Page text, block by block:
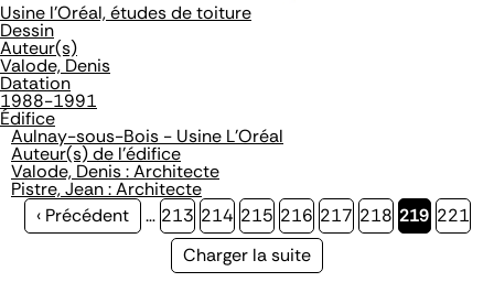
Usine l'Oréal, études de toiture
Dessin
Auteur(s)
Valode, Denis
Datation
1988-1991
Édifice
Aulnay-sous-Bois - Usine L'Oréal
Auteur(s) de l'édifice
Valode, Denis : Architecte
Pistre, Jean : Architecte
Page
‹ Précédent … Page
213 Page
214 Page
215 Page
216 Page
217 Page
218 Page
219 Page
221
Page
Charger la suite